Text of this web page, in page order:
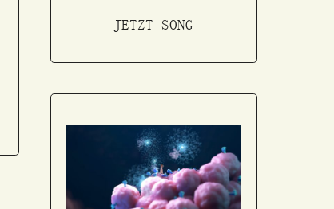
JETZT SONG